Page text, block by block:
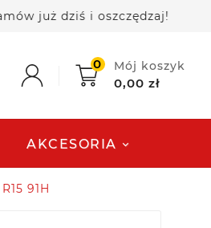
dziś i oszczędzaj!
0 Mój koszyk
0,00 zł
AKCESORIA
91H